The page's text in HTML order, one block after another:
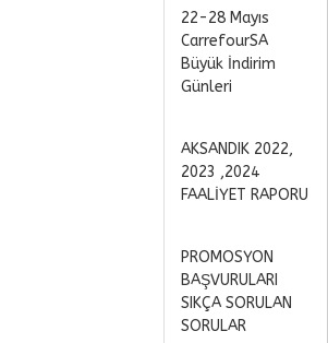
22-28 Mayıs
CarrefourSA
Büyük İndirim
Günleri
AKSANDIK 2022,
2023 ,2024
FAALİYET RAPORU
PROMOSYON
BAŞVURULARI
SIKÇA SORULAN
SORULAR